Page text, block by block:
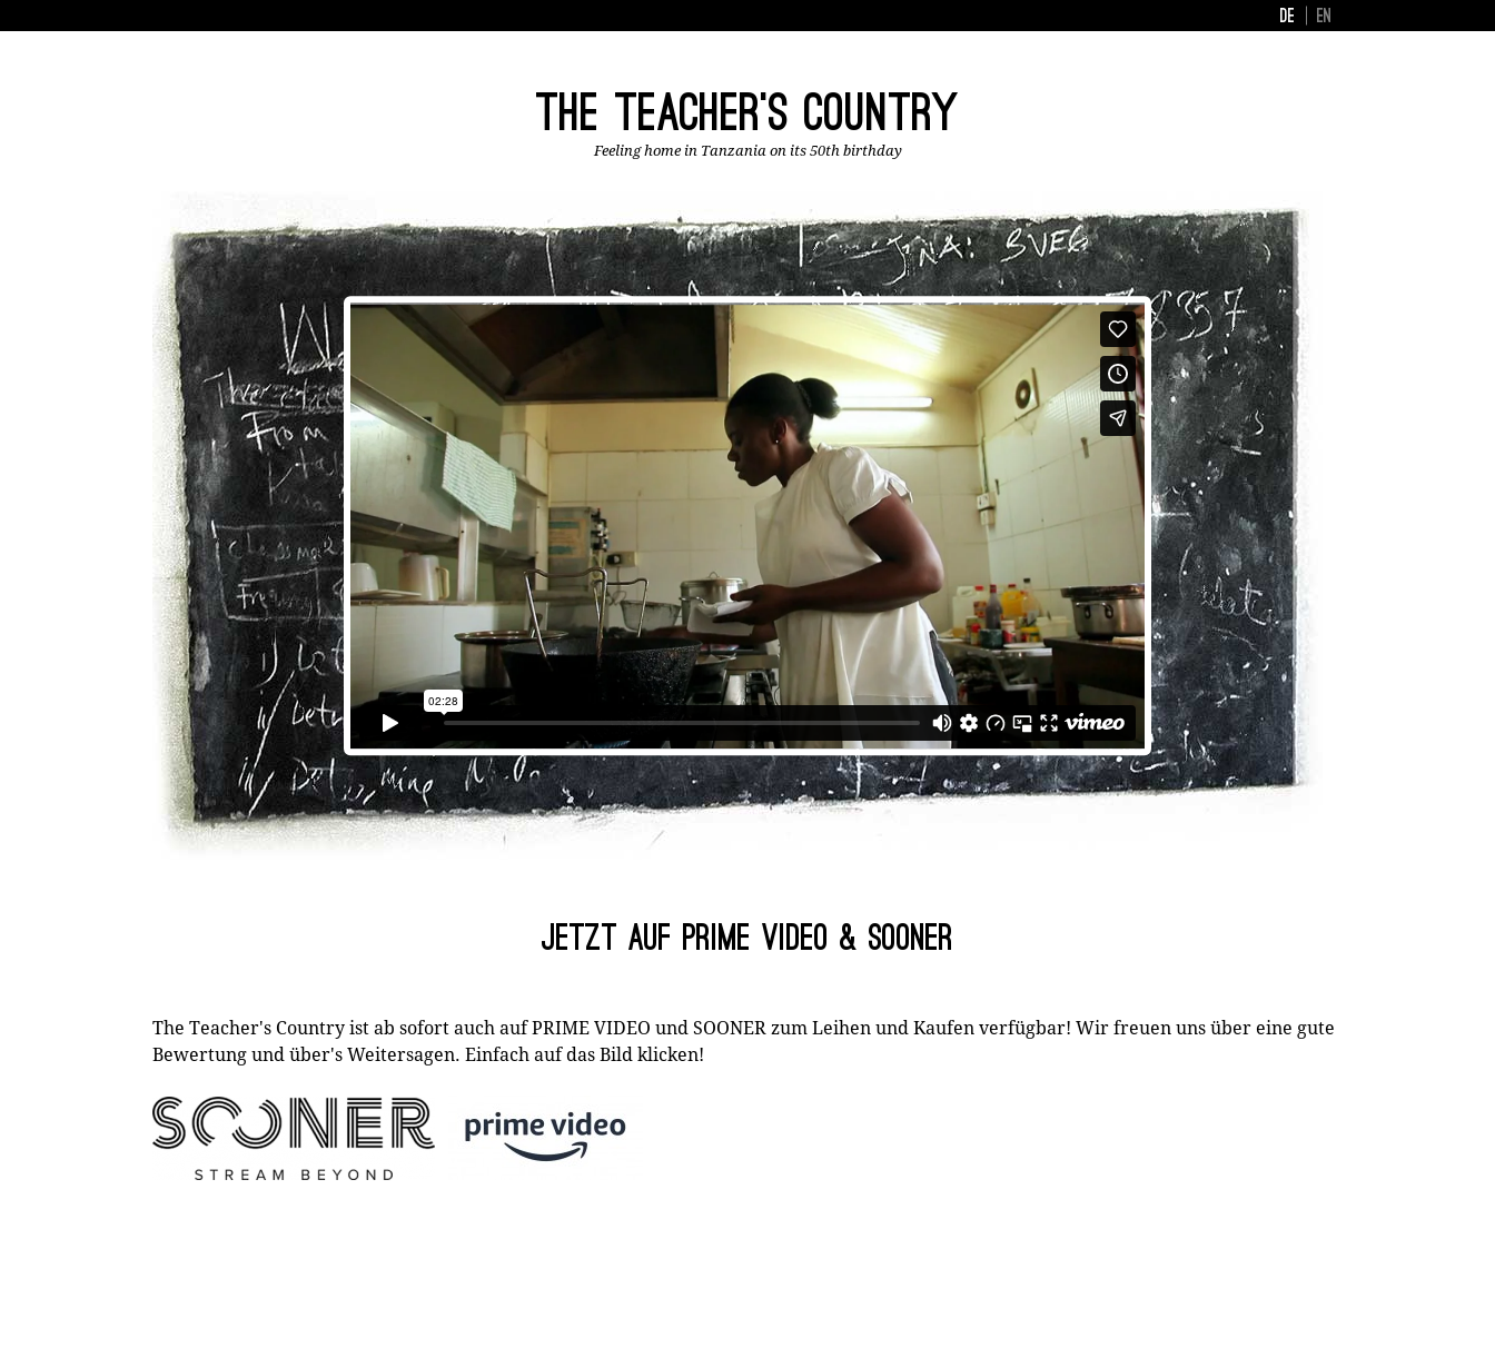
DE EN
The Teacher's Country
Feeling home in Tanzania on its 50th birthday
Jetzt auf PRIME VIDEO & SOONER
The Teacher's Country ist ab sofort auch auf PRIME VIDEO und SOONER zum Leihen und Kaufen verfügbar! Wir freuen uns über eine gute
Bewertung und über's Weitersagen. Einfach auf das Bild klicken!